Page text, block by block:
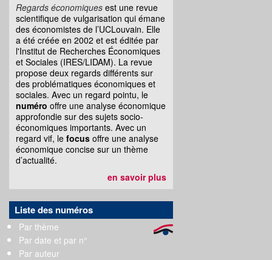
Regards économiques est une revue
scientifique de vulgarisation qui émane
des économistes de l’UCLouvain. Elle
a été créée en 2002 et est éditée par
l'Institut de Recherches Économiques
et Sociales (IRES/LIDAM). La revue
propose deux regards différents sur
des problématiques économiques et
sociales. Avec un regard pointu, le
numéro offre une analyse économique
approfondie sur des sujets socio-
économiques importants. Avec un
regard vif, le focus offre une analyse
économique concise sur un thème
d’actualité.
en savoir plus
Liste des numéros
Par thème
Par date et par n°
Par auteur